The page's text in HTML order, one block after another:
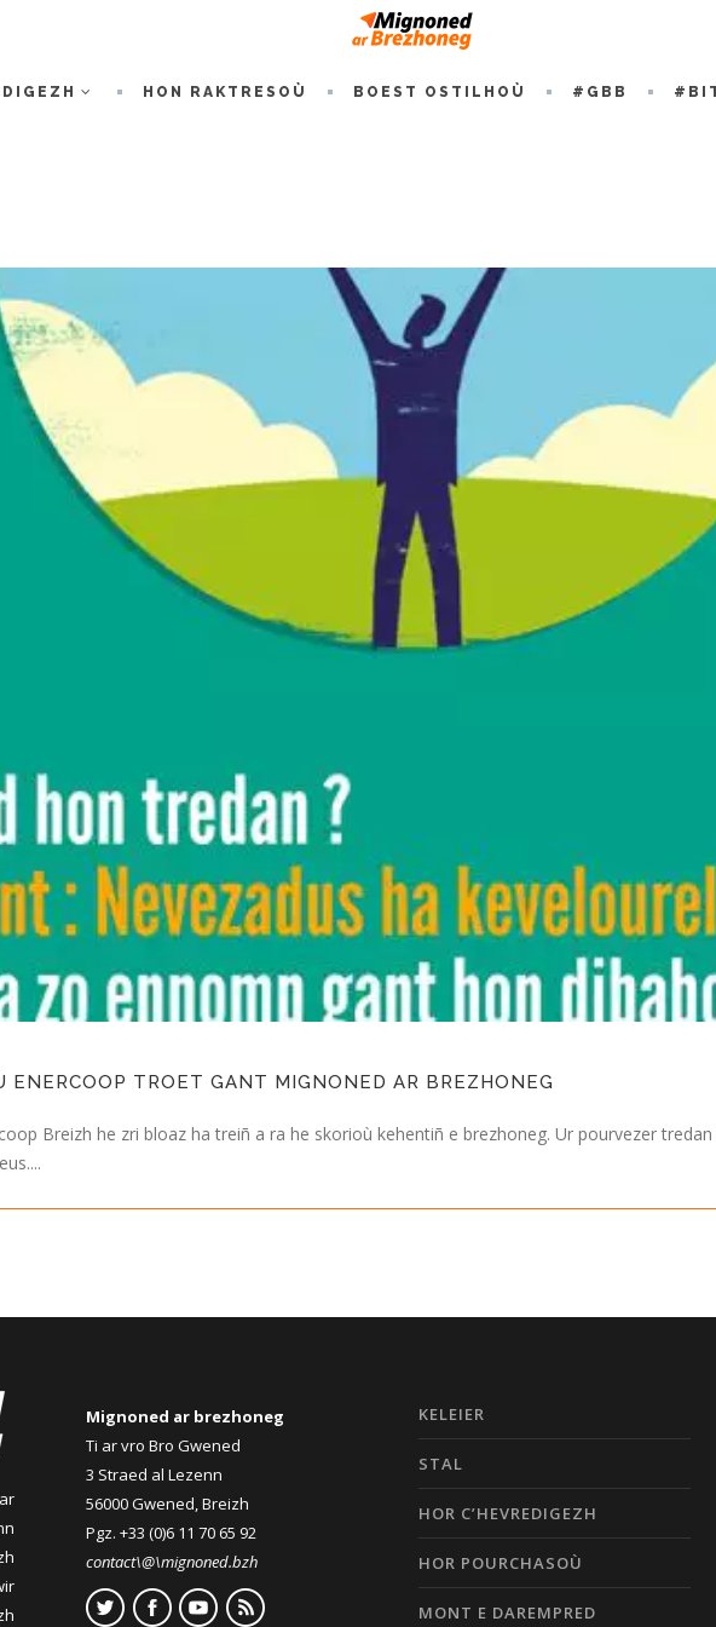
HON RAKTRESOÙ BOEST OSTILHOÙ #GBB
ENERCOOP TROET GANT MIGNONED AR BREZHONEG
Breizh he zri bloaz ha treiñ a ra he skorioù kehentiñ e brezhoneg. Ur pourvezer
Mignoned ar brezhoneg
Ti ar vro Bro Gwened
3 Straed al Lezenn
56000 Gwened, Breizh
Pgz. +33 (0)6 11 70 65 92
contact\@\mignoned.bzh
KELEIER
STAL
HOR C’HEVREDIGEZH
HOR POURCHASOÙ
MONT E DAREMPRED